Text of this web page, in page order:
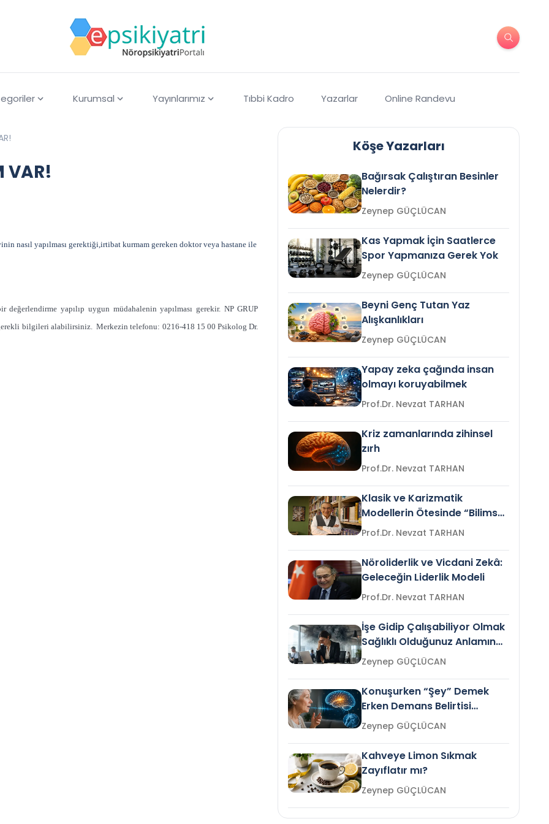
Kurumsal Yayınlarımız Tıbbi Kadro Yazarlar Online Randevu
VAR!
nasıl yapılması gerektiği,irtibat kurmam gereken doktor veya hastane ile
yapılıp uygun müdahalenin yapılması gerekir. NP GRUP
bilgileri alabilirsiniz. Merkezin telefonu: 0216-418 15 00 Psikolog Dr.
Köşe Yazarları
Bağırsak Çalıştıran Besinler
Nelerdir?
Zeynep GÜÇLÜCAN
Kas Yapmak İçin Saatlerce
Spor Yapmanıza Gerek Yok
Zeynep GÜÇLÜCAN
Beyni Genç Tutan Yaz
Alışkanlıkları
Zeynep GÜÇLÜCAN
Yapay zeka çağında insan
olmayı koruyabilmek
Prof.Dr. Nevzat TARHAN
Kriz zamanlarında zihinsel
zırh
Prof.Dr. Nevzat TARHAN
Klasik ve Karizmatik
Modellerin Ötesinde “Bilimsel
Liderlik”
Prof.Dr. Nevzat TARHAN
Nöroliderlik ve Vicdani Zekâ:
Geleceğin Liderlik Modeli
Prof.Dr. Nevzat TARHAN
İşe Gidip Çalışabiliyor Olmak
Sağlıklı Olduğunuz Anlamına
Gelir mi?Zeynep GÜÇLÜCAN
Konuşurken “Şey” Demek
Erken Demans Belirtisi
Olabilir mi?Zeynep GÜÇLÜCAN
Kahveye Limon Sıkmak
Zayıflatır mı?
Zeynep GÜÇLÜCAN